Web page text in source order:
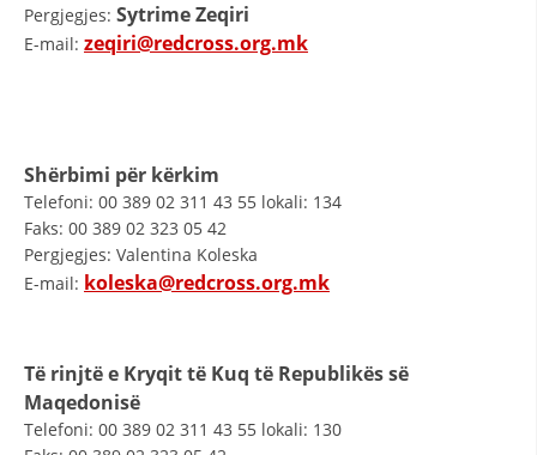
Pergjegjes: Sytrime Zeqiri
E-mail: zeqiri@redcross.org.mk
Shërbimi për kërkim
Telefoni: 00 389 02 311 43 55 lokali: 134
Faks: 00 389 02 323 05 42
Pergjegjes: Valentina Koleska
E-mail: koleska@redcross.org.mk
Të rinjtë e Kryqit të Kuq të Republikës së
Maqedonisë
Telefoni: 00 389 02 311 43 55 lokali: 130